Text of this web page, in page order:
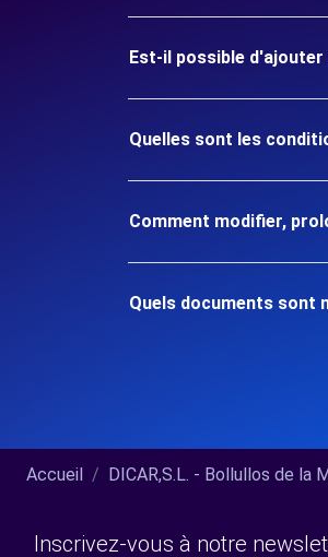
Est-il possible
Quelles sont les
Comment modifier,
Quels documents sont
Accueil DICAR,S.L. - Bollullos de la
Inscrivez-vous à notre